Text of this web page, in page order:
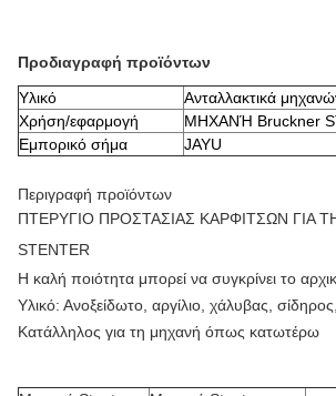
Προδιαγραφή προϊόντων
Υλικό
Ανταλλακτικά
Χρήση/εφαρμογή
ΜΗΧΑΝΉ Bruckner
Εμπορικό σήμα
JAYU
Περιγραφή προϊόντων
ΠΤΕΡΥΓΙΟ ΠΡΟΣΤΑΣΙΑΣ ΚΑΡΦΙΤΣΩΝ ΓΙΑ
STENTER
Η καλή ποιότητα μπορεί να συγκρίνει το
Υλικό: Ανοξείδωτο, αργίλιο, χάλυβας,
Κατάλληλος για τη μηχανή όπως κατωτέρω